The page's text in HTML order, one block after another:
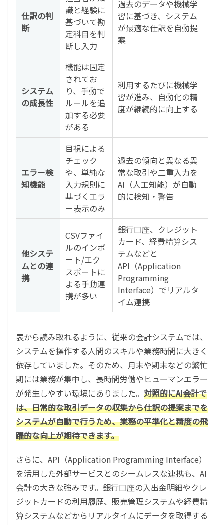
仕訳の判
断
識と経験に
基づいて勘
定科目を判
断し入力
過去のデータや機械学
習に基づき、システム
が最適な仕訳を自動提
案
システム
の成長性
機能は固定
されてお
り、手動で
ルールを追
加する必要
がある
利用するたびに機械学
習が進み、自動化の精
度が継続的に向上する
エラー検
知機能
目視による
チェック
や、単純な
入力規則に
基づくエラ
ー表示のみ
過去の傾向と異なる異
常な取引や二重入力を
AI（人工知能）が自動
的に検知・警告
他システ
ムとの連
携
CSVファイ
ルのインポ
ート/エク
スポートに
よる手動連
携が多い
銀行口座、クレジット
カード、経費精算シス
テムなどと
API（Application
Programming
Interface）でリアルタ
イム連携
表から読み取れるように、従来の会計システムでは、
システムを操作する人間のスキルや業務時間に大きく
依存していました。そのため、月末や期末などの繁忙
期には業務が集中し、長時間労働やヒューマンエラー
が発生しやすい環境にありました。 対照的にAI会計で
は、日常的な取引データの収集から仕訳の提案までを
システムが自動で行うため、業務の平準化と精度の飛
躍的な向上が期待できます。
さらに、API（Application Programming Interface）
を活用した外部サービスとのシームレスな連携も、AI
会計の大きな強みです。銀行口座の入出金明細やクレ
ジットカードの利用履歴、販売管理システムや経費精
算システムなどからリアルタイムにデータを取得する